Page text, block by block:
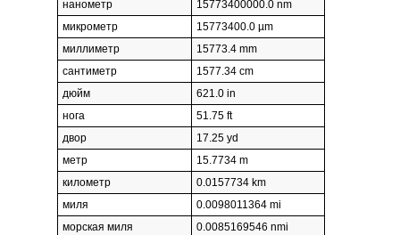
нанометр
15773400000.0 nm
микрометр
15773400.0 µm
миллиметр
15773.4 mm
сантиметр
1577.34 cm
дюйм
621.0 in
нога
51.75 ft
двор
17.25 yd
метр
15.7734 m
километр
0.0157734 km
миля
0.0098011364 mi
морская миля
0.0085169546 nmi